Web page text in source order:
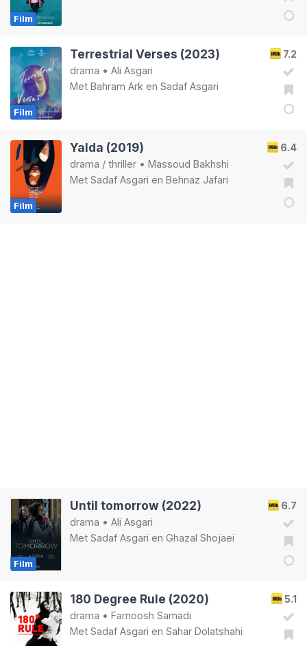
Film
Film
7.2
Terrestrial Verses (2023)
drama • Ali Asgari
Met Bahram Ark en Sadaf Asgari
Film
6.4
Yalda (2019)
drama / thriller • Massoud Bakhshi
Met Sadaf Asgari en Behnaz Jafari
Film
6.7
Until tomorrow (2022)
drama • Ali Asgari
Met Sadaf Asgari en Ghazal Shojaei
5.1
180 Degree Rule (2020)
drama • Farnoosh Samadi
Met Sadaf Asgari en Sahar Dolatshahi